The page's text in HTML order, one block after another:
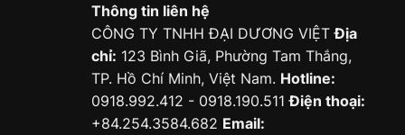
Thông tin liên hệ
CÔNG TY TNHH ĐẠI DƯƠNG VIỆTĐịa
chỉ: 123 Bình Giã, Phường Tam Thắng,
TP. Hồ Chí Minh, Việt Nam. Hotline:
0918.992.412 - 0918.190.511Điện thoại:
+84.254.3584.682 Email: